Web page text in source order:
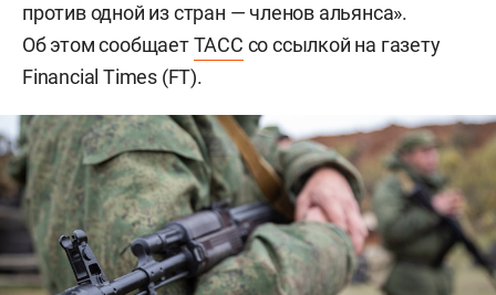
против одной из стран — членов альянса».
Об этом сообщаетТАСС со ссылкой на газету
Financial Times (FT).